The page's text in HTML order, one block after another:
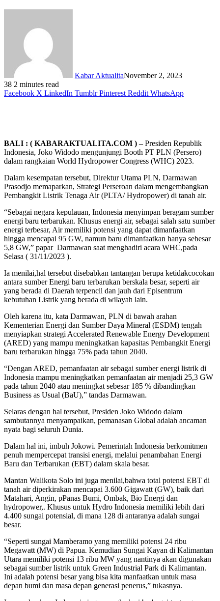
Kabar AktualitaNovember 2, 2023
38 2 minutes read
Facebook X LinkedIn Tumblr Pinterest Reddit WhatsApp
BALI : ( KABARAKTUALITA.COM ) –Presiden Republik
Indonesia, Joko Widodo mengunjungi Booth PT PLN (Persero)
dalam rangkaian World Hydropower Congress (WHC) 2023.
Dalam kesempatan tersebut, Direktur Utama PLN, Darmawan
Prasodjo memaparkan, Strategi Perseroan dalam mengembangkan
Pembangkit Listrik Tenaga Air (PLTA/ Hydropower) di tanah air.
“Sebagai negara kepulauan, Indonesia menyimpan beragam sumber
energi baru terbarukan. Khusus energi air, sebagai salah satu sumber
energi terbesar, Air memiliki potensi yang dapat dimanfaatkan
hingga mencapai 95 GW, namun baru dimanfaatkan hanya sebesar
5,8 GW,” papar Darmawan saat menghadiri acara WHC,pada
Selasa ( 31/11/2023 ).
Ia menilai,hal tersebut disebabkan tantangan berupa ketidakcocokan
antara sumber Energi baru terbarukan berskala besar, seperti air
yang berada di Daerah terpencil dan jauh dari Episentrum
kebutuhan Listrik yang berada di wilayah lain.
Oleh karena itu, kata Darmawan, PLN di bawah arahan
Kementerian Energi dan Sumber Daya Mineral (ESDM) tengah
menyiapkan strategi Accelerated Renewable Energy Development
(ARED) yang mampu meningkatkan kapasitas Pembangkit Energi
baru terbarukan hingga 75% pada tahun 2040.
“Dengan ARED, pemanfaatan air sebagai sumber energi listrik di
Indonesia mampu meningkatkan pemanfaatan air menjadi 25,3 GW
pada tahun 2040 atau meningkat sebesar 185 % dibandingkan
Business as Usual (BaU),” tandas Darmawan.
Selaras dengan hal tersebut, Presiden Joko Widodo dalam
sambutannya menyampaikan, pemanasan Global adalah ancaman
nyata bagi seluruh Dunia.
Dalam hal ini, imbuh Jokowi. Pemerintah Indonesia berkomitmen
penuh mempercepat transisi energi, melalui penambahan Energi
Baru dan Terbarukan (EBT) dalam skala besar.
Mantan Walikota Solo ini juga menilai,bahwa total potensi EBT di
tanah air diperkirakan mencapai 3.600 Gigawatt (GW), baik dari
Matahari, Angin, pPanas Bumi, Ombak, Bio Energi dan
hydropower,. Khusus untuk Hydro Indonesia memiliki lebih dari
4.400 sungai potensial, di mana 128 di antaranya adalah sungai
besar.
“Seperti sungai Mamberamo yang memiliki potensi 24 ribu
Megawatt (MW) di Papua. Kemudian Sungai Kayan di Kalimantan
Utara memiliki potensi 13 ribu MW yang nantinya akan digunakan
sebagai sumber listrik untuk Green Industrial Park di Kalimantan.
Ini adalah potensi besar yang bisa kita manfaatkan untuk masa
depan bumi dan masa depan generasi penerus,” tukasnya.